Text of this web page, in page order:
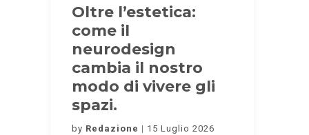
Oltre l’estetica:
come il
neurodesign
cambia il nostro
modo di vivere gli
spazi.
by Redazione 15 Luglio 2026